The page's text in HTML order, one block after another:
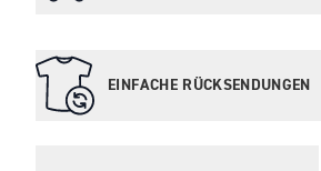
EINFACHE RÜCKSENDUNGEN